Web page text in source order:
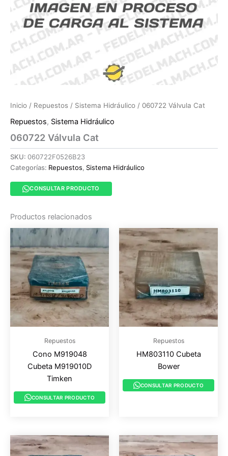
Inicio / Repuestos / Sistema Hidráulico / 060722 Válvula Cat
Repuestos, Sistema Hidráulico
060722 Válvula Cat
SKU: 060722F0526B23
Categorías: Repuestos, Sistema Hidráulico
CONSULTAR PRODUCTO
Productos relacionados
Repuestos
Cono M919048
Cubeta M919010D
Timken
CONSULTAR PRODUCTO
Repuestos
HM803110 Cubeta
Bower
CONSULTAR PRODUCTO